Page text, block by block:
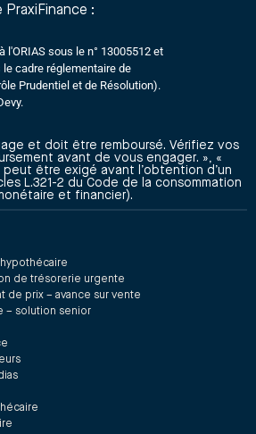
PraxiFinance :
l'ORIAS sous le n° 13005512 et
cadre réglementaire de
Prudentiel et de Résolution).
et doit être remboursé. Vérifiez vos
avant de vous engager. », «
être exigé avant l’obtention d’un
L.321-2 du Code de la consommation
et financier).
de trésorerie urgente
de prix – avance sur vente
– solution senior